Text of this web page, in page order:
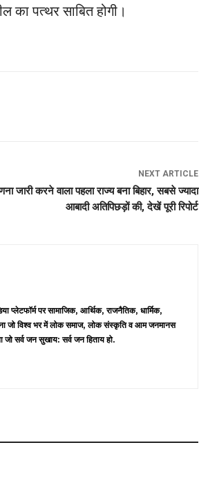
का पत्थर साबित होगी।
NEXT ARTICLE
जारी करने वाला पहला राज्य बना बिहार, सबसे ज्यादा
आबादी अतिपिछड़ों की, देखें पूरी रिपोर्ट
प्लेटफॉर्म पर सामाजिक, आर्थिक, राजनैतिक, धार्मिक,
जो विश्व भर में लोक समाज, लोक संस्कृति व आम जनमानस
सर्व जन सुखाय: सर्व जन हिताय हो.